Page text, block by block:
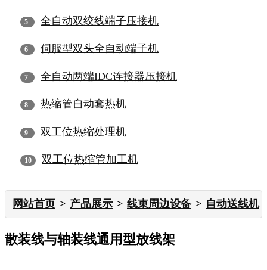
全自动双绞线端子压接机
伺服型双头全自动端子机
全自动两端IDC连接器压接机
热缩管自动套热机
双工位热缩处理机
双工位热缩管加工机
网站首页 产品展示 线束周边设备 自动送线机
散装线与轴装线通用型放线架